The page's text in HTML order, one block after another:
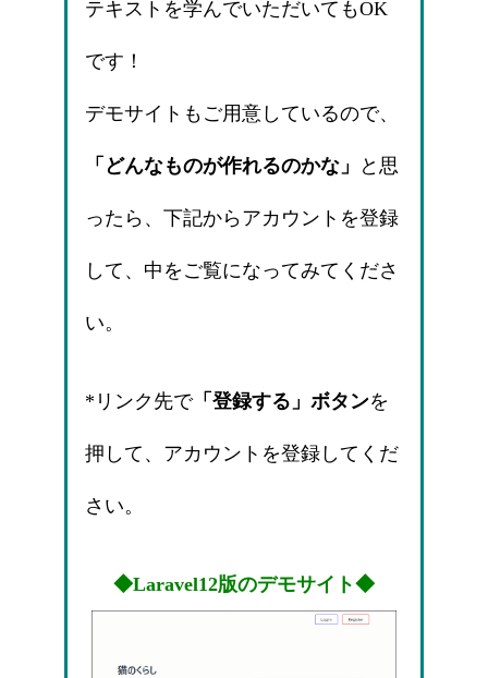
テキストを学んでいただいてもOK
です！
デモサイトもご用意しているので、
「どんなものが作れるのかな」 と思
ったら、下記からアカウントを登録
して、中をご覧になってみてくださ
い。
*リンク先で「登録する」ボタンを
押して、アカウントを登録してくだ
さい。
◆Laravel12版のデモサイト◆